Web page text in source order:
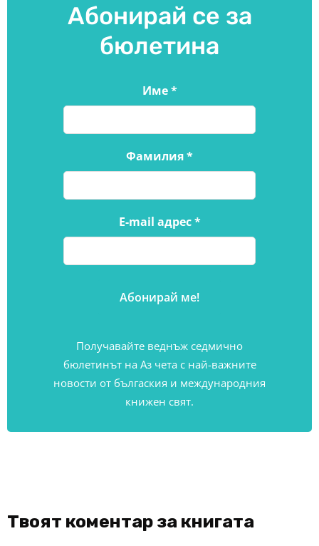
Абонирай се за
бюлетина
Име*
Фамилия*
E-mail адрес*
Получавайте веднъж седмично
бюлетинът на Аз чета с най-важните
новости от бългаския и международния
книжен свят.
Твоят коментар за книгата